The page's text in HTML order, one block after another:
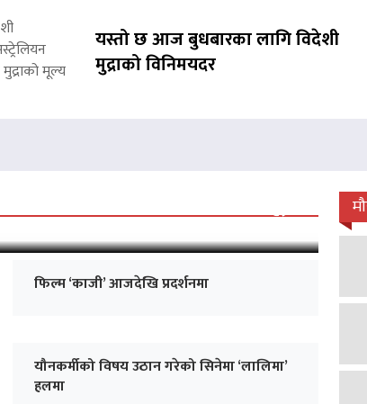
मूल्य
यस्तो छ आज बुधबारका लागि विदेशी
मुद्राको विनिमयदर
प्रदर्शनको ५१औँ दिन पूरा
फिल्म ‘काजी’ आजदेखि प्रदर्शनमा
यौनकर्मीको विषय उठान गरेको सिनेमा ‘लालिमा’
हलमा